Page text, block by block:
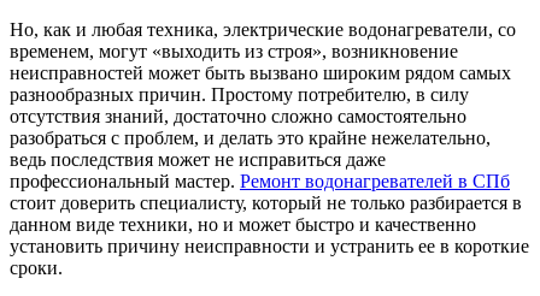
Но, как и любая техника, электрические водонагреватели, со
временем, могут «выходить из строя», возникновение
неисправностей может быть вызвано широким рядом самых
разнообразных причин. Простому потребителю, в силу
отсутствия знаний, достаточно сложно самостоятельно
разобраться с проблем, и делать это крайне нежелательно,
ведь последствия может не исправиться даже
профессиональный мастер. Ремонт водонагревателей в СПб
стоит доверить специалисту, который не только разбирается в
данном виде техники, но и может быстро и качественно
установить причину неисправности и устранить ее в короткие
сроки.